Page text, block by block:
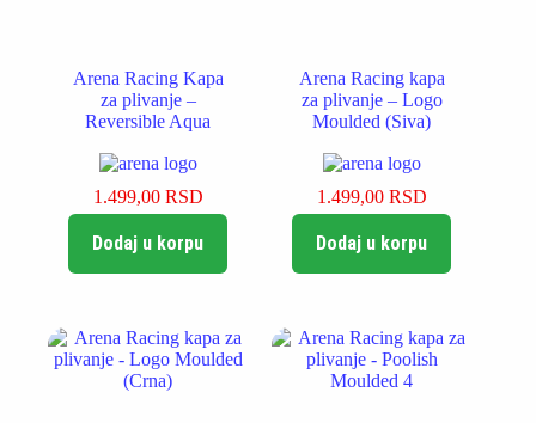
Arena Racing Kapa
za plivanje –
Reversible Aqua
1.499,00 RSD
Dodaj u korpu
Arena Racing kapa
za plivanje – Logo
Moulded (Siva)
1.499,00 RSD
Dodaj u korpu